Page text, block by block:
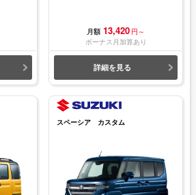
月額 13,420 円～
ボーナス月加算あり
詳細を見る
スペーシア カスタム